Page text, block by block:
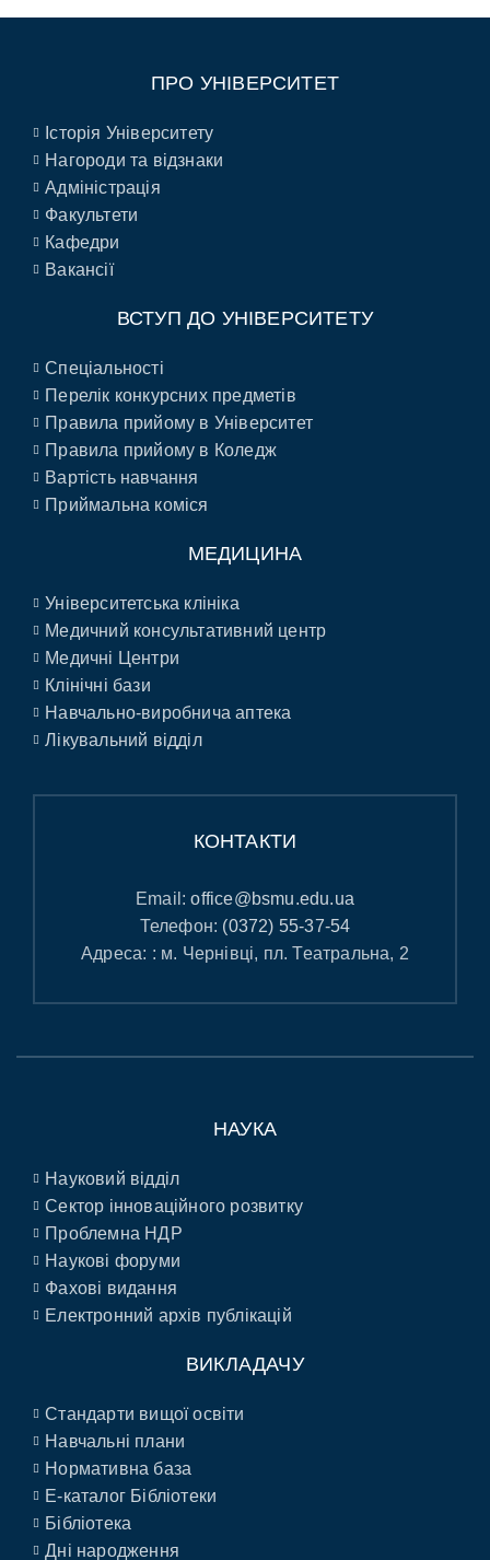
ПРО УНІВЕРСИТЕТ
Історія Університету
Нагороди та відзнаки
Адміністрація
Факультети
Кафедри
Вакансії
ВСТУП ДО УНІВЕРСИТЕТУ
Спеціальності
Перелік конкурсних предметів
Правила прийому в Університет
Правила прийому в Коледж
Вартість навчання
Приймальна коміся
МЕДИЦИНА
Університетська клініка
Медичний консультативний центр
Медичні Центри
Клінічні бази
Навчально-виробнича аптека
Лікувальний відділ
КОНТАКТИ
Email:office@bsmu.edu.ua
Телефон: (0372) 55-37-54
Адреса: : м. Чернівці, пл. Театральна, 2
НАУКА
Науковий відділ
Сектор інноваційного розвитку
Проблемна НДР
Наукові форуми
Фахові видання
Електронний архів публікацій
ВИКЛАДАЧУ
Стандарти вищої освіти
Навчальні плани
Нормативна база
E-каталог Бібліотеки
Бібліотека
Дні народження